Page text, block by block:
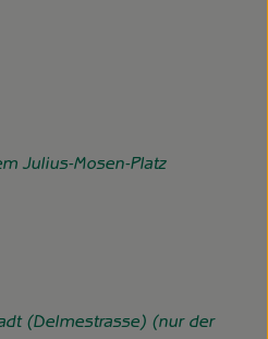
Julius-Mosen-Platz
(Delmestrasse) (nur der